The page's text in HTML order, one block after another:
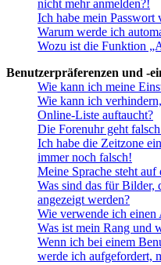
nicht mehr anmelden?!
Ich habe mein Passwort
Warum werde ich
Wozu ist die Funktion
Benutzerpräferenzen und -
Wie kann ich meine
Wie kann ich
Online-Liste auftaucht?
Die Forenuhr geht
Ich habe die Zeitzone
immer noch falsch!
Meine Sprache steht
Was sind das für Bilder,
angezeigt werden?
Wie verwende ich einen
Was ist mein Rang und
Wenn ich bei einem
werde ich aufgefordert,